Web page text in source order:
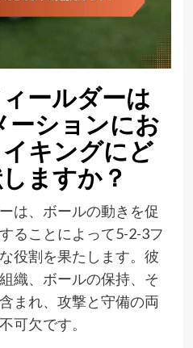
ールダーは
ーションにお
キングにど
ますか？
は、ボールの動きを促
ることによって5-2-3フ
役割を果たします。彼
織、ボールの保持、そ
まれ、攻撃と守備の両
可欠です。